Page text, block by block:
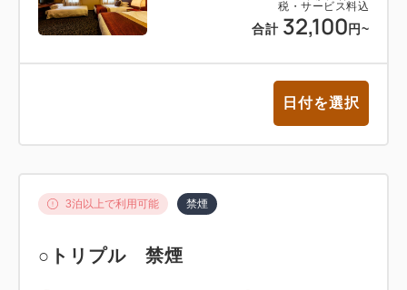
税・サービス料込
合計 32,100 円~
日付を選択
3泊以上で利用可能 禁煙
○トリプル 禁煙